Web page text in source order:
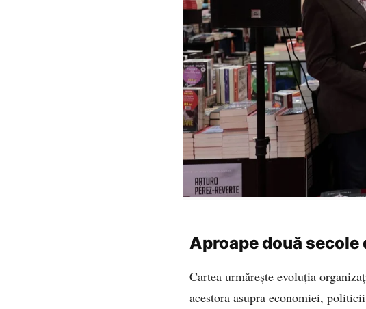
Aproape două
Cartea urmărește evoluția
acestora asupra economiei,